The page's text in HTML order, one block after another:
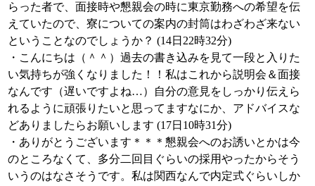
らった者で、面接時や懇親会の時に東京勤務への希望を伝
えていたので、寮についての案内の封筒はわざわざ来ない
ということなのでしょうか？ (14日22時32分)
・こんにちは（＾＾）過去の書き込みを見て一段と入りた
い気持ちが強くなりました！！私はこれから説明会＆面接
なんです（遅いですよね…）自分の意見をしっかり伝えら
れるように頑張りたいと思ってますなにか、アドバイスな
どありましたらお願いします (17日10時31分)
・ありがとうございます＊＊＊懇親会へのお誘いとかは今
のところなくて、多分二回目ぐらいの採用やったからそう
いうのはなさそうです。私は関西なんで内定式ぐらいしか